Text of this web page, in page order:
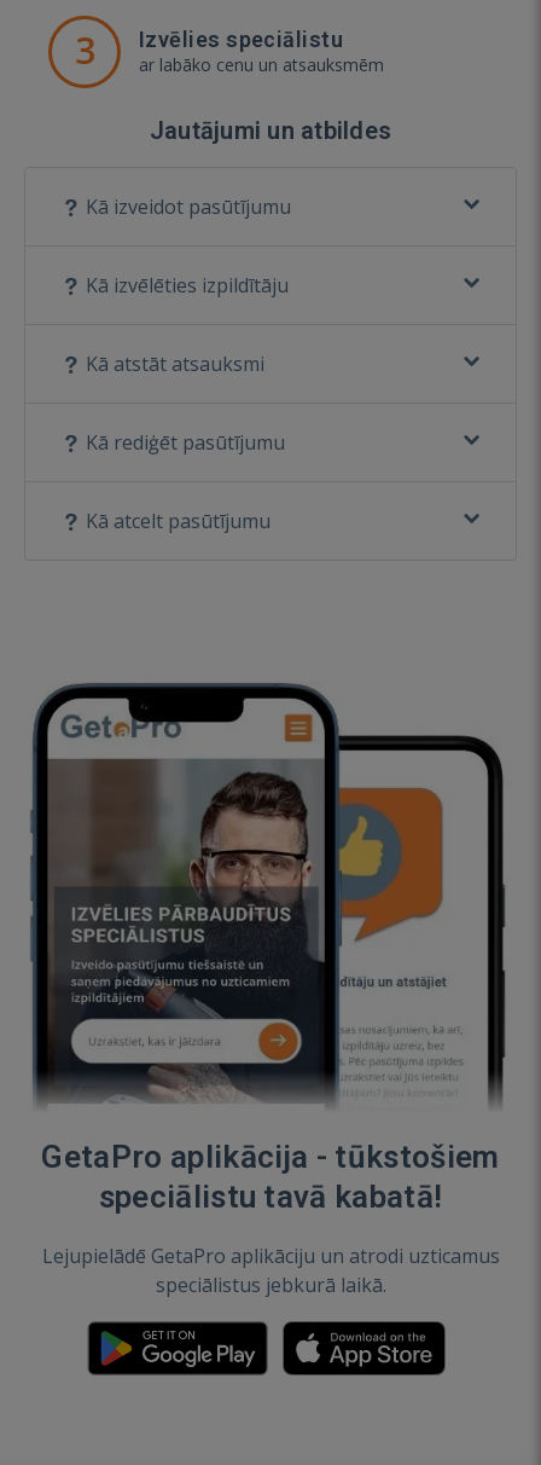
3 Izvēlies speciālistu
ar labāko cenu un atsauksmēm
Jautājumi un atbildes
Kā izveidot pasūtījumu
Kā izvēlēties izpildītāju
Kā atstāt atsauksmi
Kā rediģēt pasūtījumu
Kā atcelt pasūtījumu
GetaPro aplikācija - tūkstošiem
speciālistu tavā kabatā!
Lejupielādē GetaPro aplikāciju un atrodi uzticamus
speciālistus jebkurā laikā.